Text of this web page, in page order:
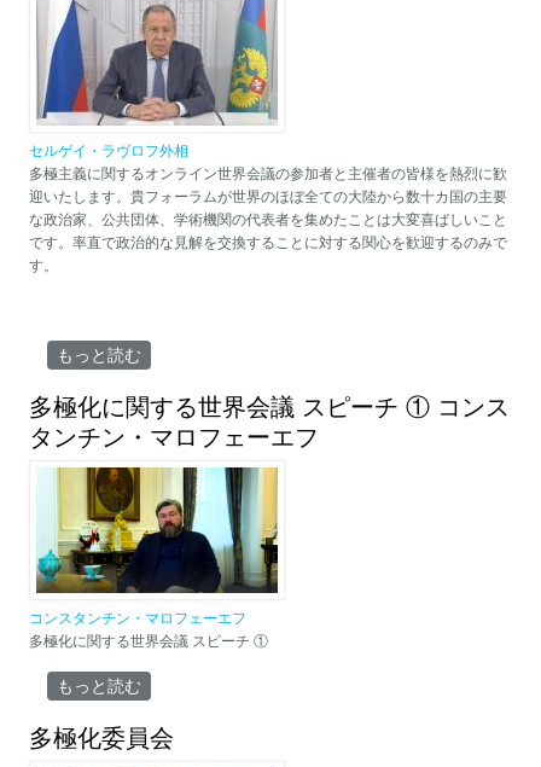
セルゲイ・ラヴロフ外相
多極主義に関するオンライン世界会議の参加者と主催者の皆様を熱烈に歓
迎いたします。貴フォーラムが世界のほぼ全ての大陸から数十カ国の主要
な政治家、公共団体、学術機関の代表者を集めたことは大変喜ばしいこと
です。率直で政治的な見解を交換することに対する関心を歓迎するのみで
す。
多極化に関する世界会議 スピーチ ① セルゲイ・ラヴロフ外相
月29日） について
もっと読む
多極化に関する世界会議 スピーチ ① コンス
タンチン・マロフェーエフ
コンスタンチン・マロフェーエフ
多極化に関する世界会議 スピーチ ①
多極化に関する世界会議 スピーチ ① コンスタンチン・マロフ
もっと読む
多極化委員会